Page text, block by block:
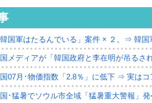
韓国軍はたるんでいる」案件 × ２。⇒ 韓
メディアが「韓国政府と李在明が吊るさ
07月･物価指数「2.8％」に低下 ⇒ 実はコ
･猛暑でソウル市全域「猛暑重大警報」